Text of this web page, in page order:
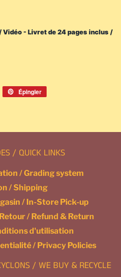
Vidéo - Livret de 24 pages inclus /
Tweeter
Épingler
/ QUICK LINKS
/ Grading system
/ Shipping
/ In-Store Pick-up
/ Refund & Return
d'utilisation
/ Privacy Policies
/ WE BUY & RECYCLE